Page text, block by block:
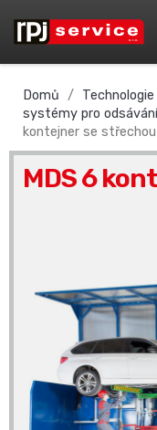
Domů
systémy pro
kontejner se střechou
MDS 6